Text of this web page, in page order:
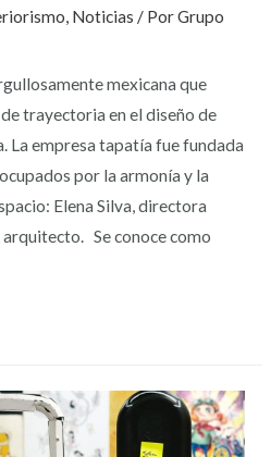
, Noticias / PorGrupo
mexicana que
trayectoria en el diseño de
La empresa tapatía fue fundada
por la armonía y la
Elena Silva, directora
Se conoce como